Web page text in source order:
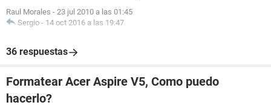
Raul Morales - 23 jul 2010 a las 01:45
Sergio - 14 oct 2016 a las 19:47
36 respuestas
Formatear Acer Aspire V5, Como puedo
hacerlo?